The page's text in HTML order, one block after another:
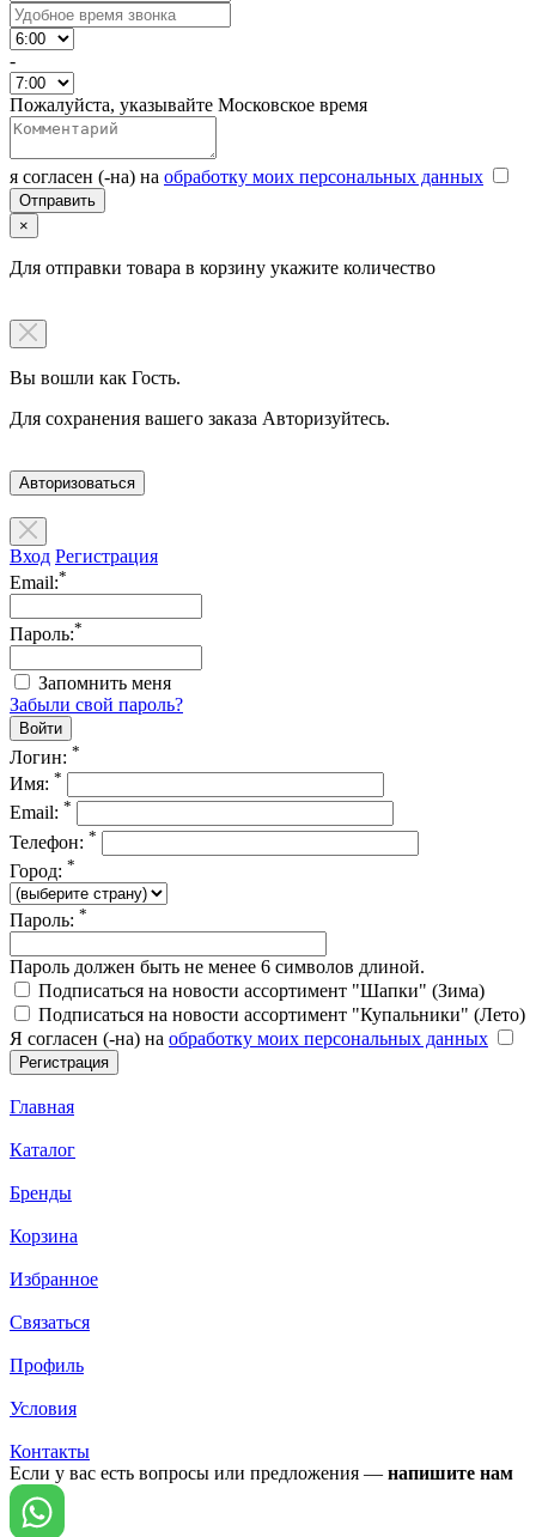
-
Пожалуйста, указывайте Московское время
я согласен (-на) на обработку моих персональных данных
×
Для отправки товара в корзину укажите количество
Вы вошли как Гость.
Для сохранения вашего заказа Авторизуйтесь.
Авторизоваться
Вход Регистрация
Email:*
Пароль:*
Запомнить меня
Забыли свой пароль?
Логин: *
Имя: *
Email: *
Телефон: *
Город: *
Пароль: *
Пароль должен быть не менее 6 символов длиной.
Подписаться на новости ассортимент "Шапки" (Зима)
Подписаться на новости ассортимент "Купальники" (Лето)
Я согласен (-на) на обработку моих персональных данных
Главная
Каталог
Бренды
Корзина
Избранное
Связаться
Профиль
Условия
Контакты
Если у вас есть вопросы или предложения — напишите нам